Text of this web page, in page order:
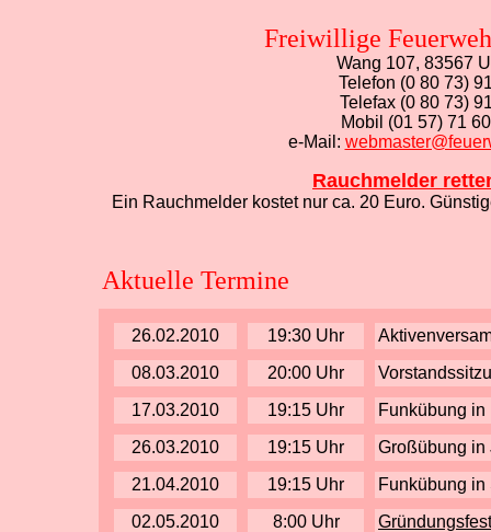
Freiwillige
Wang 107, 83567
Telefon (0 80 73)
Telefax (0 80 73)
Mobil (01 57) 71
e-Mail:
Rauchmelder
Ein Rauchmelder kostet nur ca. 20 Euro.
Aktuelle Termine
26.02.2010 19:30 Uhr
08.03.2010
20:00 Uhr
17.03.2010
19:15 Uhr
Funkübung in
26.03.2010
19:15 Uhr
Großübung in
21.04.2010
19:15 Uhr
Funkübung in
02.05.2010
8:00 Uhr